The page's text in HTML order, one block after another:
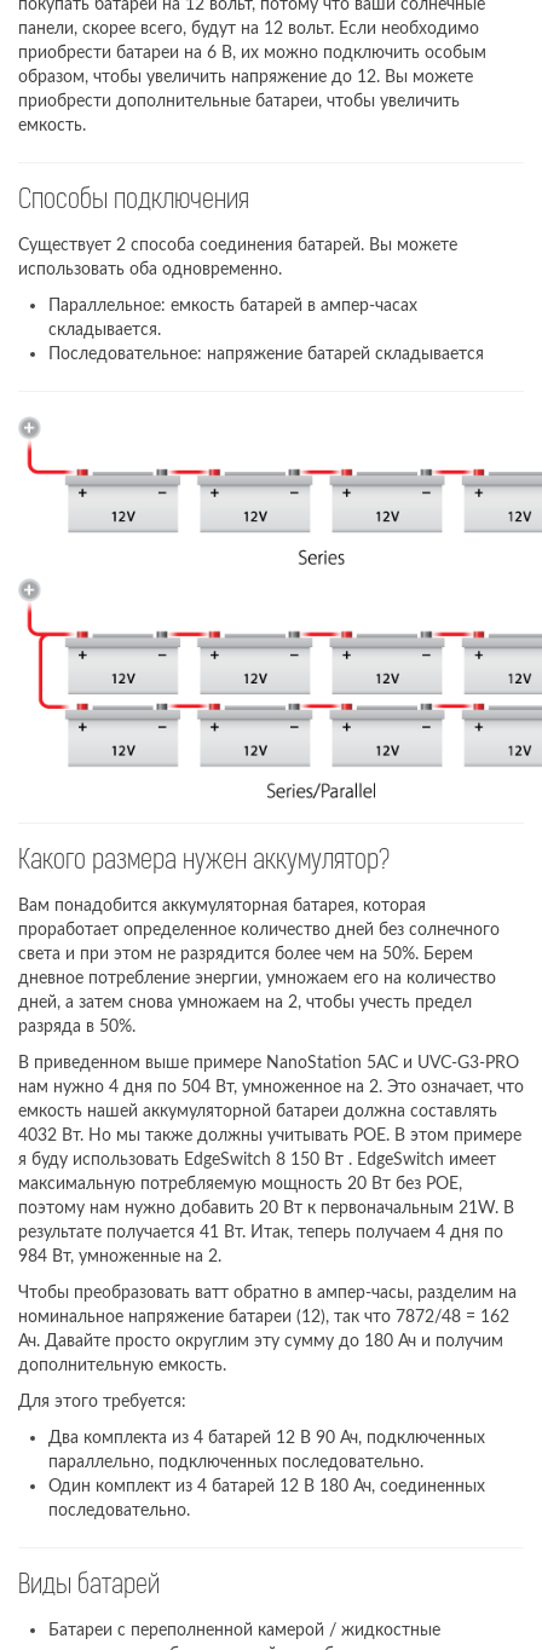
покупать батареи на 12 вольт, потому что ваши солнечные
панели, скорее всего, будут на 12 вольт. Если необходимо
приобрести батареи на 6 В, их можно подключить особым
образом, чтобы увеличить напряжение до 12. Вы можете
приобрести дополнительные батареи, чтобы увеличить
емкость.
Способы подключения
Существует 2 способа соединения батарей. Вы можете
использовать оба одновременно.
Параллельное: емкость батарей в ампер-часах
складывается.
Последовательное: напряжение батарей складывается
Какого размера нужен аккумулятор?
Вам понадобится аккумуляторная батарея, которая
проработает определенное количество дней без солнечного
света и при этом не разрядится более чем на 50%. Берем
дневное потребление энергии, умножаем его на количество
дней, а затем снова умножаем на 2, чтобы учесть предел
разряда в 50%.
В приведенном выше примере NanoStation 5AC и UVC-G3-PRO
нам нужно 4 дня по 504 Вт, умноженное на 2. Это означает, что
емкость нашей аккумуляторной батареи должна составлять
4032 Вт. Но мы также должны учитывать POE. В этом примере
я буду использовать EdgeSwitch 8 150 Вт . EdgeSwitch имеет
максимальную потребляемую мощность 20 Вт без POE,
поэтому нам нужно добавить 20 Вт к первоначальным 21W. В
результате получается 41 Вт. Итак, теперь получаем 4 дня по
984 Вт, умноженные на 2.
Чтобы преобразовать ватт обратно в ампер-часы, разделим на
номинальное напряжение батареи (12), так что 7872/48 = 162
Ач. Давайте просто округлим эту сумму до 180 Ач и получим
дополнительную емкость.
Для этого требуется:
Два комплекта из 4 батарей 12 В 90 Ач, подключенных
параллельно, подключенных последовательно.
Один комплект из 4 батарей 12 В 180 Ач, соединенных
последовательно.
Виды батарей
Батареи с переполненной камерой / жидкостные